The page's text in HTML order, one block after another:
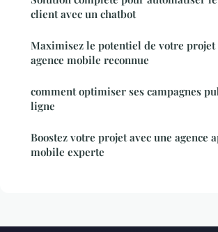
client avec un chatbot
Maximisez le potentiel de votre projet
agence mobile reconnue
comment optimiser ses campagnes
ligne
Boostez votre projet avec une agence
mobile experte